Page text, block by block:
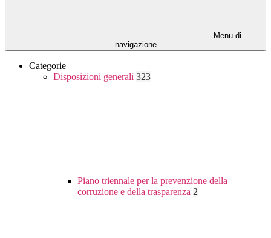
Menu di
navigazione
Categorie
Disposizioni generali 323
Piano triennale per la prevenzione della
corruzione e della trasparenza 2